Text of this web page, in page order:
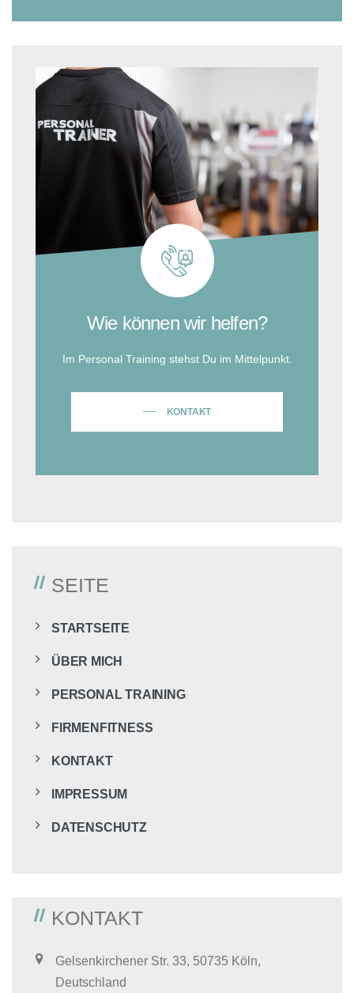
Wie können wir helfen?
Im Personal Training stehst Du im Mittelpunkt.
KONTAKT
SEITE
STARTSEITE
ÜBER MICH
PERSONAL TRAINING
FIRMENFITNESS
KONTAKT
IMPRESSUM
DATENSCHUTZ
KONTAKT
Gelsenkirchener Str. 33, 50735 Köln,
Deutschland